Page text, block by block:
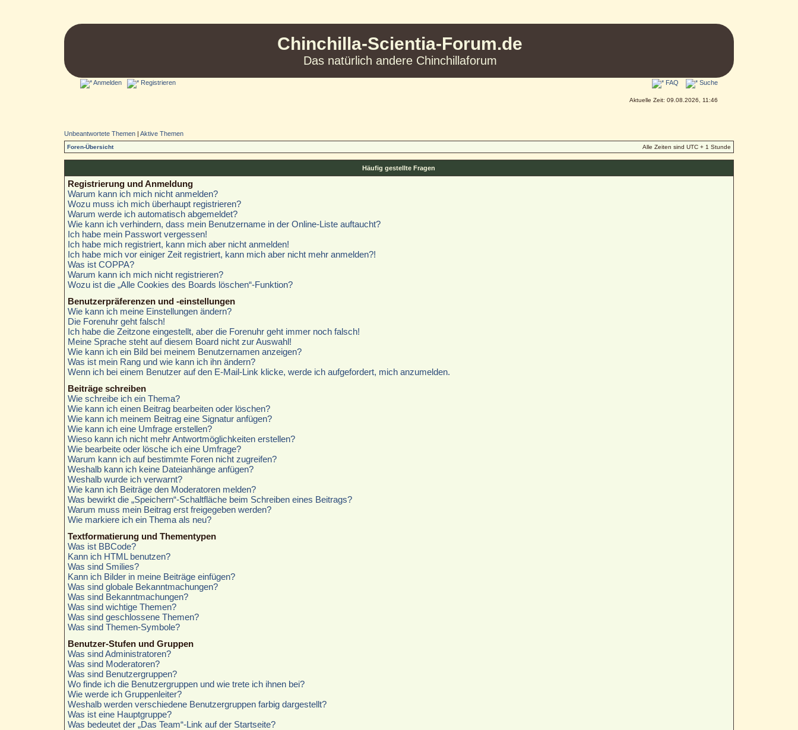
Chinchilla-Scientia-Forum.de
Das natürlich andere Chinchillaforum
Anmelden Registrieren FAQ Suche
Aktuelle Zeit: 09.08.2026, 11:46
Unbeantwortete Themen| Aktive Themen
Foren-Übersicht Alle Zeiten sind UTC + 1 Stunde
Häufig gestellte Fragen
Registrierung und Anmeldung
Warum kann ich mich nicht anmelden?
Wozu muss ich mich überhaupt registrieren?
Warum werde ich automatisch abgemeldet?
Wie kann ich verhindern, dass mein Benutzername in der Online-Liste auftaucht?
Ich habe mein Passwort vergessen!
Ich habe mich registriert, kann mich aber nicht anmelden!
Ich habe mich vor einiger Zeit registriert, kann mich aber nicht mehr anmelden?!
Was ist COPPA?
Warum kann ich mich nicht registrieren?
Wozu ist die „Alle Cookies des Boards löschen“-Funktion?
Benutzerpräferenzen und -einstellungen
Wie kann ich meine Einstellungen ändern?
Die Forenuhr geht falsch!
Ich habe die Zeitzone eingestellt, aber die Forenuhr geht immer noch falsch!
Meine Sprache steht auf diesem Board nicht zur Auswahl!
Wie kann ich ein Bild bei meinem Benutzernamen anzeigen?
Was ist mein Rang und wie kann ich ihn ändern?
Wenn ich bei einem Benutzer auf den E-Mail-Link klicke, werde ich aufgefordert, mich anzumelden.
Beiträge schreiben
Wie schreibe ich ein Thema?
Wie kann ich einen Beitrag bearbeiten oder löschen?
Wie kann ich meinem Beitrag eine Signatur anfügen?
Wie kann ich eine Umfrage erstellen?
Wieso kann ich nicht mehr Antwortmöglichkeiten erstellen?
Wie bearbeite oder lösche ich eine Umfrage?
Warum kann ich auf bestimmte Foren nicht zugreifen?
Weshalb kann ich keine Dateianhänge anfügen?
Weshalb wurde ich verwarnt?
Wie kann ich Beiträge den Moderatoren melden?
Was bewirkt die „Speichern“-Schaltfläche beim Schreiben eines Beitrags?
Warum muss mein Beitrag erst freigegeben werden?
Wie markiere ich ein Thema als neu?
Textformatierung und Thementypen
Was ist BBCode?
Kann ich HTML benutzen?
Was sind Smilies?
Kann ich Bilder in meine Beiträge einfügen?
Was sind globale Bekanntmachungen?
Was sind Bekanntmachungen?
Was sind wichtige Themen?
Was sind geschlossene Themen?
Was sind Themen-Symbole?
Benutzer-Stufen und Gruppen
Was sind Administratoren?
Was sind Moderatoren?
Was sind Benutzergruppen?
Wo finde ich die Benutzergruppen und wie trete ich ihnen bei?
Wie werde ich Gruppenleiter?
Weshalb werden verschiedene Benutzergruppen farbig dargestellt?
Was ist eine Hauptgruppe?
Was bedeutet der „Das Team“-Link auf der Startseite?